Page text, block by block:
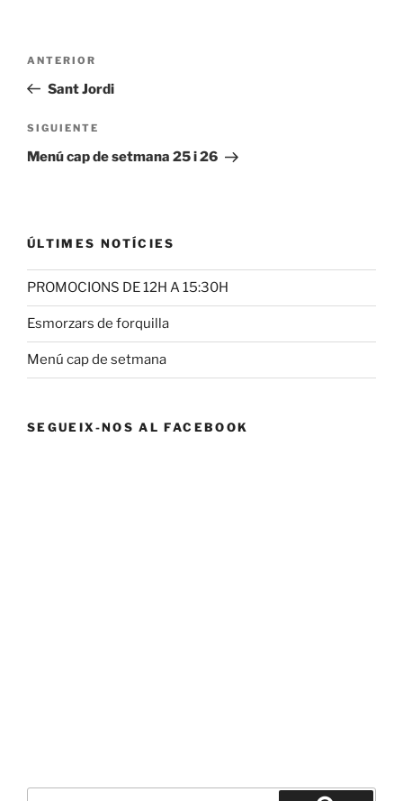
entradas
Entrada
anterior:
ANTERIOR
Sant Jordi
Siguiente
entrada
SIGUIENTE
Menú cap de setmana 25 i 26
ÚLTIMES NOTÍCIES
PROMOCIONS DE 12H A 15:30H
Esmorzars de forquilla
Menú cap de setmana
SEGUEIX-NOS AL FACEBOOK